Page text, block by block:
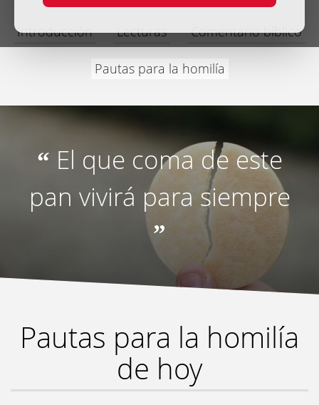
Introducción Lecturas Comentario bíblico
Pautas para la homilía
“ El que coma de este
pan vivirá para siempre
”
Pautas para la homilía
de hoy